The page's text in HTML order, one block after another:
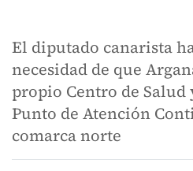
El diputado canarista
necesidad de que
propio Centro de Salud
Punto de Atención
comarca norte